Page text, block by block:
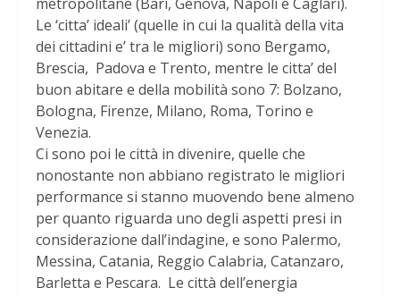
Le ‘citta’ ideali’ (quelle in cui la qualità della vita
dei cittadini e’ tra le migliori) sono Bergamo,
Brescia, Padova e Trento, mentre le citta’ del
buon abitare e della mobilità sono 7: Bolzano,
Bologna, Firenze, Milano, Roma, Torino e
Venezia.
Ci sono poi le città in divenire, quelle che
nonostante non abbiano registrato le migliori
performance si stanno muovendo bene almeno
per quanto riguarda uno degli aspetti presi in
considerazione dall’indagine, e sono Palermo,
Messina, Catania, Reggio Calabria, Catanzaro,
Barletta e Pescara. Le città dell’energia